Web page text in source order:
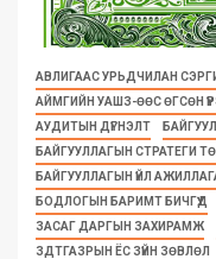
АВЛИГААС УРЬДЧИЛАН
АЙМГИЙН УАШЗ-ӨӨС ӨГСӨН
АУДИТЫН ДҮГНЭЛТ
БАЙГУУЛЛАГЫН СТРАТЕГИ
БАЙГУУЛЛАГЫН ҮЙЛ
БОДЛОГЫН БАРИМТ БИЧГҮҮД
ЗАСАГ ДАРГЫН ЗАХИРАМЖ
ЗДТГАЗРЫН ЁС ЗҮЙН ЗӨВЛӨЛ